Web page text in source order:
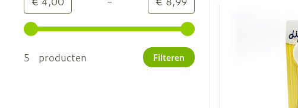
Gebruik de pijltjestoetsen links en rechts om de
5 producten
Filteren